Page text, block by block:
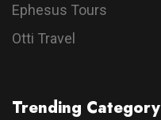
Ephesus Tours
Otti Travel
Trending Category